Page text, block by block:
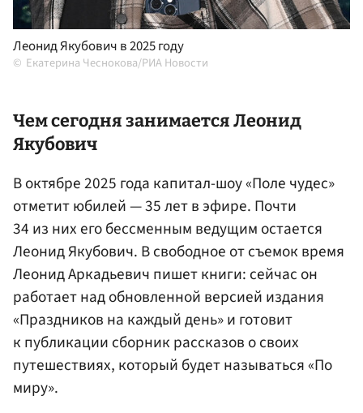
Леонид Якубович в 2025 году
Екатерина Чеснокова/РИА Новости
Чем сегодня занимается Леонид
Якубович
В октябре 2025 года капитал-шоу «Поле чудес»
отметит юбилей — 35 лет в эфире. Почти
34 из них его бессменным ведущим остается
Леонид Якубович. В свободное от съемок время
Леонид Аркадьевич пишет книги: сейчас он
работает над обновленной версией издания
«Праздников на каждый день» и готовит
к публикации сборник рассказов о своих
путешествиях, который будет называться «По
миру».